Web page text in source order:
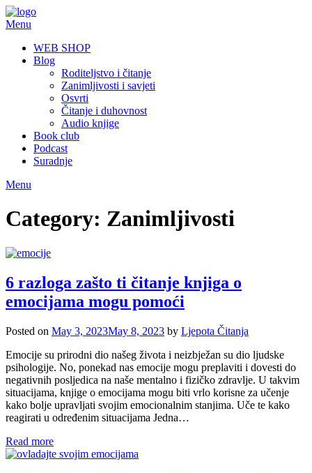
Skip
to
Menu
WEB SHOP
Blog
Roditeljstvo i čitanje
Zanimljivosti i savjeti
Osvrti
Čitanje i duhovnost
Audio knjige
Book club
Podcast
Suradnje
Menu
Category: Zanimljivosti
6 razloga zašto ti čitanje knjiga o
emocijama mogu pomoći
Posted on May 3, 2023May 8, 2023 by Ljepota Čitanja
Emocije su prirodni dio našeg života i neizbježan su dio ljudske
psihologije. No, ponekad nas emocije mogu preplaviti i dovesti do
negativnih posljedica na naše mentalno i fizičko zdravlje. U takvim
situacijama, knjige o emocijama mogu biti vrlo korisne za učenje
kako bolje upravljati svojim emocionalnim stanjima. Uče te kako
reagirati u određenim situacijama Jedna…
Read more